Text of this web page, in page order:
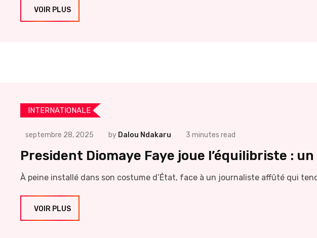
VOIR PLUS
INTERNATIONALE
septembre 28, 2025 by Dalou Ndakaru 3 minutes read
President Diomaye Faye joue l’équilibriste :
À peine installé dans son costume d’État, face à un journaliste affûté qui
VOIR PLUS